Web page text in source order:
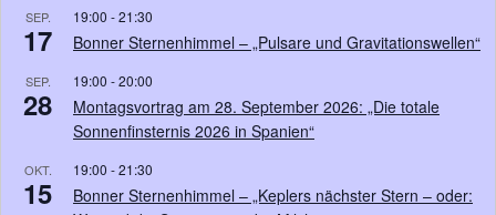
SEP.
17
19:00 -21:30
Bonner Sternenhimmel – „Pulsare und Gravitationswellen“
SEP.
28
19:00 -20:00
Montagsvortrag am 28. September 2026: „Die totale
Sonnenfinsternis 2026 in Spanien“
OKT.
15
19:00 -21:30
Bonner Sternenhimmel – „Keplers nächster Stern – oder: